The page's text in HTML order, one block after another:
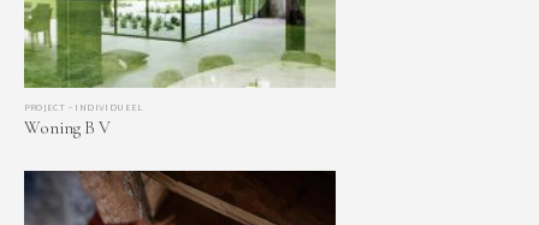
PROJECT – INDIVIDUEEL
Woning B V